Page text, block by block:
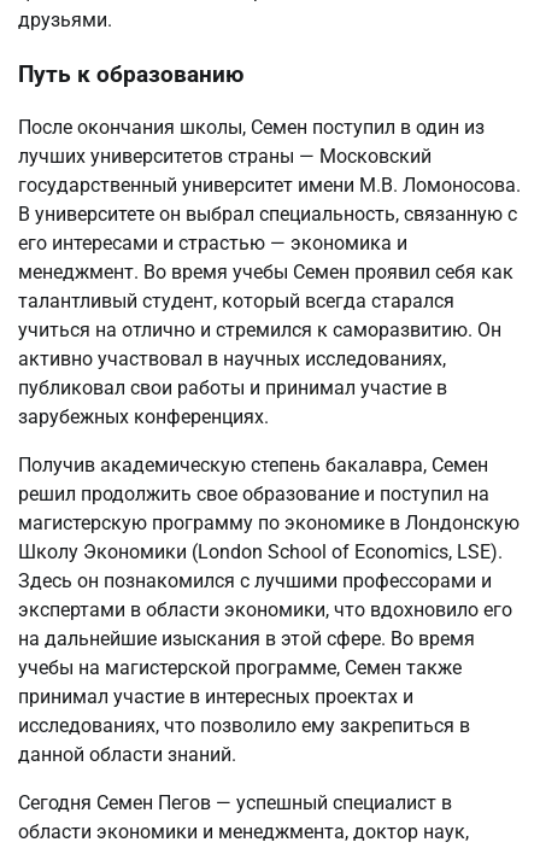
друзьями.
Путь к образованию
После окончания школы, Семен поступил в один из
лучших университетов страны — Московский
государственный университет имени М.В. Ломоносова.
В университете он выбрал специальность, связанную с
его интересами и страстью — экономика и
менеджмент. Во время учебы Семен проявил себя как
талантливый студент, который всегда старался
учиться на отлично и стремился к саморазвитию. Он
активно участвовал в научных исследованиях,
публиковал свои работы и принимал участие в
зарубежных конференциях.
Получив академическую степень бакалавра, Семен
решил продолжить свое образование и поступил на
магистерскую программу по экономике в Лондонскую
Школу Экономики (London School of Economics, LSE).
Здесь он познакомился с лучшими профессорами и
экспертами в области экономики, что вдохновило его
на дальнейшие изыскания в этой сфере. Во время
учебы на магистерской программе, Семен также
принимал участие в интересных проектах и
исследованиях, что позволило ему закрепиться в
данной области знаний.
Сегодня Семен Пегов — успешный специалист в
области экономики и менеджмента, доктор наук,